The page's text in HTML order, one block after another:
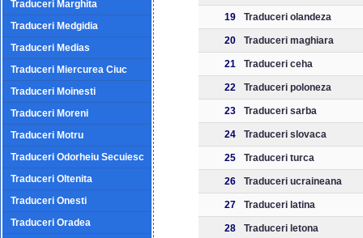
Traduceri Marghita
Traduceri Medgidia
Traduceri Medias
Traduceri Miercurea Ciuc
Traduceri Moinesti
Traduceri Moreni
Traduceri Motru
Traduceri Odorheiu Secuiesc
Traduceri Oltenita
Traduceri Onesti
Traduceri Oradea
19 Traduceri olandeza
20 Traduceri maghiara
21 Traduceri ceha
22 Traduceri poloneza
23 Traduceri sarba
24 Traduceri slovaca
25 Traduceri turca
26 Traduceri ucraineana
27 Traduceri latina
28 Traduceri letona